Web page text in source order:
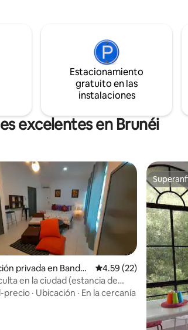
Estacionamiento
gratuito en las
instalaciones
excelentes en Brunéi
4.83 de 5, 24 reseñas
privada en Bandar
Calificación promedio:
4.59 (22)
en la ciudad (estancia de
precio · Ubicación · En la cercanía